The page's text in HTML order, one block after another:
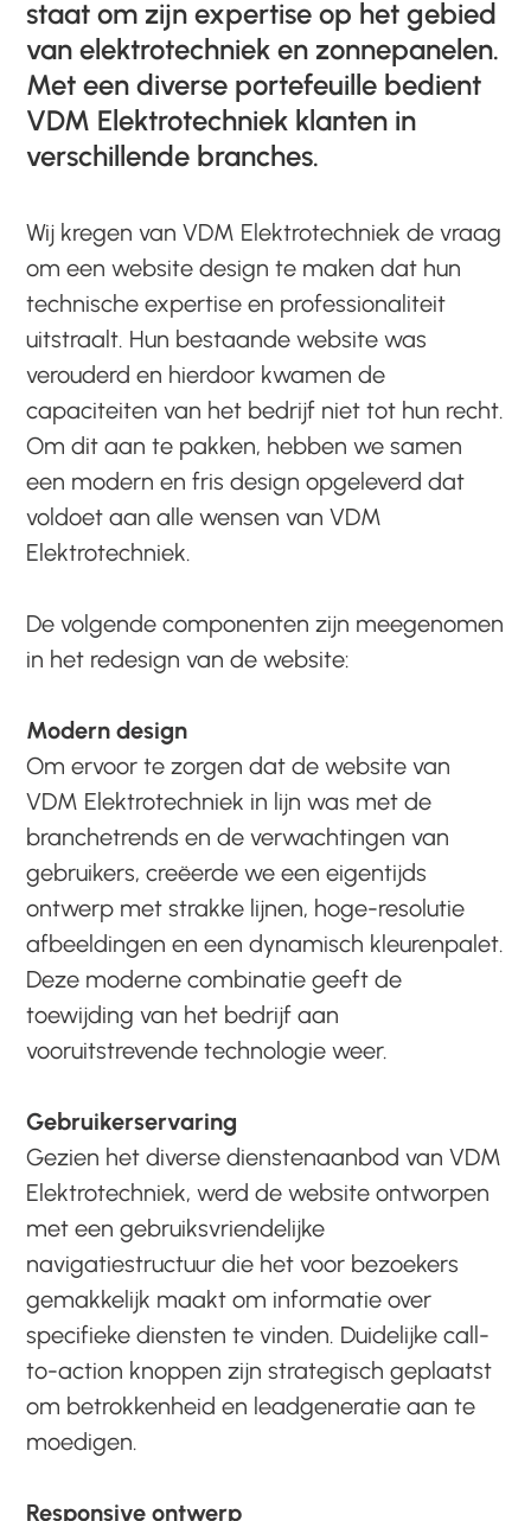
staat om zijn expertise op het gebied
van elektrotechniek en zonnepanelen.
Met een diverse portefeuille bedient
VDM Elektrotechniek klanten in
verschillende branches.
Wij kregen van VDM Elektrotechniek de vraag
om een website design te maken dat hun
technische expertise en professionaliteit
uitstraalt. Hun bestaande website was
verouderd en hierdoor kwamen de
capaciteiten van het bedrijf niet tot hun recht.
Om dit aan te pakken, hebben we samen
een modern en fris design opgeleverd dat
voldoet aan alle wensen van VDM
Elektrotechniek.
De volgende componenten zijn meegenomen
in het redesign van de website:
Modern design
Om ervoor te zorgen dat de website van
VDM Elektrotechniek in lijn was met de
branchetrends en de verwachtingen van
gebruikers, creëerde we een eigentijds
ontwerp met strakke lijnen, hoge-resolutie
afbeeldingen en een dynamisch kleurenpalet.
Deze moderne combinatie geeft de
toewijding van het bedrijf aan
vooruitstrevende technologie weer.
Gebruikerservaring
Gezien het diverse dienstenaanbod van VDM
Elektrotechniek, werd de website ontworpen
met een gebruiksvriendelijke
navigatiestructuur die het voor bezoekers
gemakkelijk maakt om informatie over
specifieke diensten te vinden. Duidelijke call-
to-action knoppen zijn strategisch geplaatst
om betrokkenheid en leadgeneratie aan te
moedigen.
Responsive ontwerp